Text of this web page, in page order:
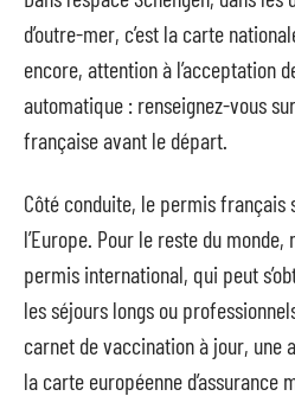
d’outre-mer, c’est la carte
encore, attention à l’acceptation
automatique : renseignez-vous
française avant le départ.
Côté conduite, le permis
l’Europe. Pour le reste du monde,
permis international, qui peut
les séjours longs ou
carnet de vaccination à jour, une
la carte européenne d’assurance